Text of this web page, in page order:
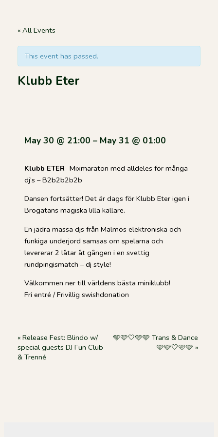
content« All Events
This event has passed.
Klubb Eter
May 30 @ 21:00– May 31 @ 01:00
Klubb ETER -Mixmaraton med alldeles för många
dj’s – B2b2b2b2b
Dansen fortsätter! Det är dags för Klubb Eter igen i
Brogatans magiska lilla källare.
En jädra massa djs från Malmös elektroniska och
funkiga underjord samsas om spelarna och
levererar 2 låtar åt gången i en svettig
rundpingismatch – dj style!
Välkommen ner till världens bästa miniklubb!
Fri entré / Frivillig swishdonation
Event
Navigation
«Release Fest: Blindo w/
special guests DJ Fun Club
& Trenné
🩵🩷🤍🩷🩵 Trans & Dance
🩵🩷🤍🩷🩵»